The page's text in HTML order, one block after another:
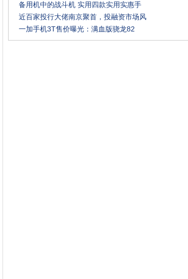
备用机中的战斗机 实用四款实用实惠手
近百家投行大佬南京聚首，投融资市场风
一加手机3T售价曝光：满血版骁龙82